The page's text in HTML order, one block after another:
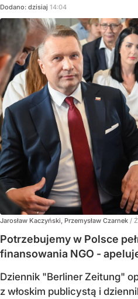
Dodano: dzisiaj 14:04
Jarosław Kaczyński, Przemysław Czarnek /
Potrzebujemy w Polsce
finansowania NGO -
Dziennik "Berliner Zeitung"
z włoskim publicystą i